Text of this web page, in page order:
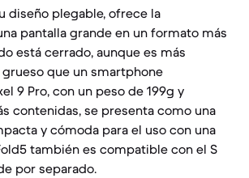
diseño plegable, ofrece la
pantalla grande en un formato más
está cerrado, aunque es más
grueso que un smartphone
9 Pro, con un peso de 199g y
contenidas, se presenta como una
y cómoda para el uso con una
también es compatible con el S
por separado.